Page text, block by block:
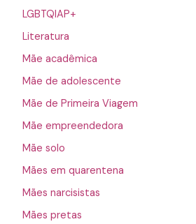
LGBTQIAP+
Literatura
Mãe acadêmica
Mãe de adolescente
Mãe de Primeira Viagem
Mãe empreendedora
Mãe solo
Mães em quarentena
Mães narcisistas
Mães pretas